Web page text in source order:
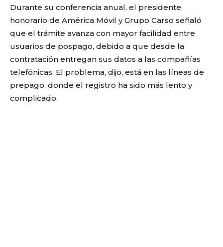
Durante su conferencia anual, el presidente
honorario de América Móvil y Grupo Carso señaló
que el trámite avanza con mayor facilidad entre
usuarios de pospago, debido a que desde la
contratación entregan sus datos a las compañías
telefónicas. El problema, dijo, está en las líneas de
prepago, donde el registro ha sido más lento y
complicado.